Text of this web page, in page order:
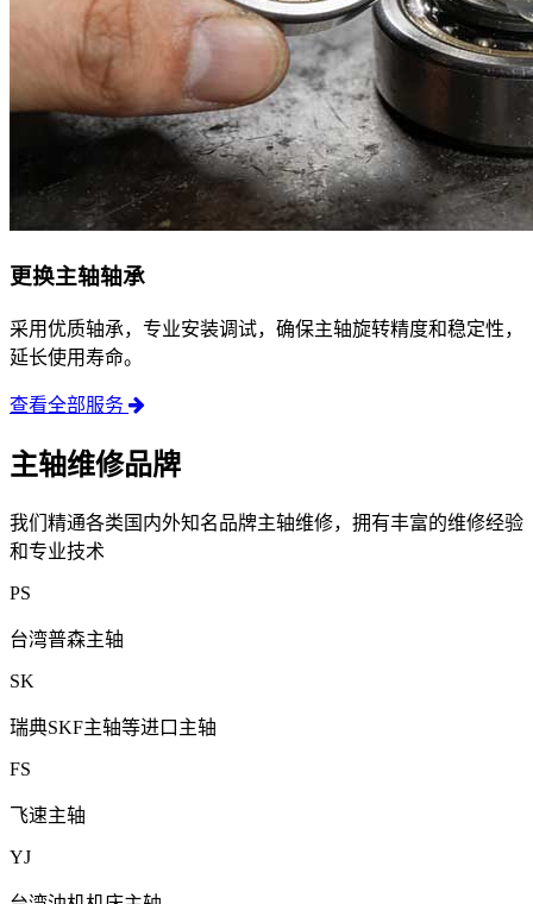
更换主轴轴承
采用优质轴承，专业安装调试，确保主轴旋转精度和稳定性，
延长使用寿命。
查看全部服务
主轴维修品牌
我们精通各类国内外知名品牌主轴维修，拥有丰富的维修经验
和专业技术
PS
台湾普森主轴
SK
瑞典SKF主轴等进口主轴
FS
飞速主轴
YJ